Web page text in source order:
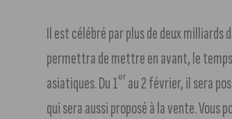
Il est célébré par plus de deux milliards
permettra de mettre en avant, le
asiatiques. Du 1ᵉʳau 2 février, il sera
qui sera aussi proposé à la vente.